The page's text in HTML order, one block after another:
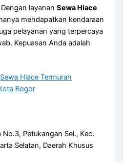
layananSewa Hiace
mendapatkan kendaraan
pelayanan yang terpercaya
Kepuasan Anda adalah
Sewa Hiace Termurah
Bogor
No.3, Petukangan Sel., Kec.
Selatan, Daerah Khusus